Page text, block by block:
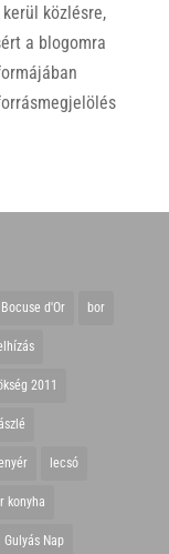
közlésre,
a blogomra
Bocuse d'Or bor
2011
lecsó
konyha
Gulyás Nap